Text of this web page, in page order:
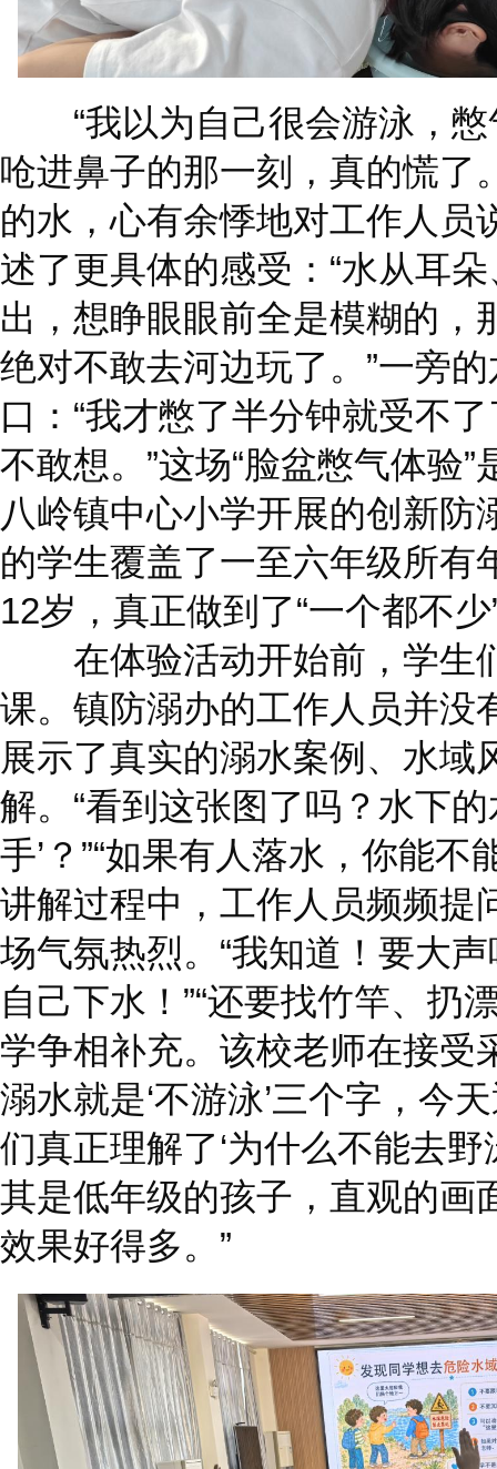
“我以为自己很会游泳，憋
呛进鼻子的那一刻，真的慌了
的水，心有余悸地对工作人员
述了更具体的感受：“水从耳
出，想睁眼眼前全是模糊的，
绝对不敢去河边玩了。”一旁
口：“我才憋了半分钟就受不
不敢想。”这场“脸盆憋气体验
八岭镇中心小学开展的创新防
的学生覆盖了一至六年级所有
12岁，真正做到了“一个都不少
在体验活动开始前，学生
课。镇防溺办的工作人员并没
展示了真实的溺水案例、水域
解。“看到这张图了吗？水下
手’？”“如果有人落水，你能
讲解过程中，工作人员频频提
场气氛热烈。“我知道！要大
自己下水！”“还要找竹竿、扔
学争相补充。该校老师在接受
溺水就是‘不游泳’三个字，今
们真正理解了‘为什么不能去野
其是低年级的孩子，直观的画
效果好得多。”